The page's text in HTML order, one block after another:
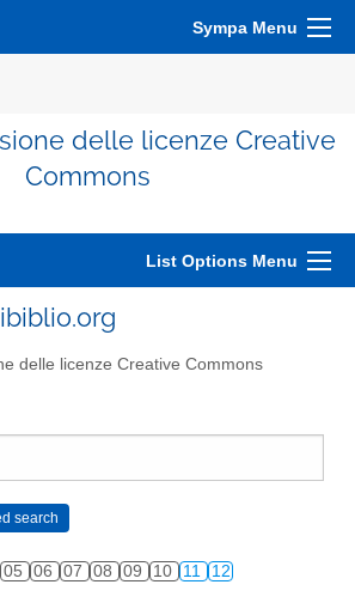
Sympa Menu
delle licenze Creative
Commons
List Options Menu
delle licenze Creative Commons
05 06 07 08 09 10 11 12